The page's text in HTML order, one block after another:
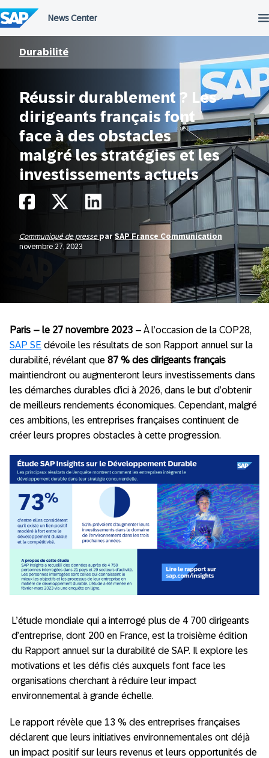
au
contenu
Durabilité
Réussir durablement ? Les
dirigeants français font
face à des obstacles
malgré les stratégies et les
investissements actuels
Communiqué de presseparSAP France Communication
novembre 27, 2023
Paris – le 27 novembre 2023 – À l’occasion de la COP28,
SAP SE dévoile les résultats de son Rapport annuel sur la
durabilité, révélant que 87 % des dirigeants français
maintiendront ou augmenteront leurs investissements dans
les démarches durables d’ici à 2026, dans le but d’obtenir
de meilleurs rendements économiques. Cependant, malgré
ces ambitions, les entreprises françaises continuent de
créer leurs propres obstacles à cette progression.
L’étude mondiale qui a interrogé plus de 4 700 dirigeants
d’entreprise, dont 200 en France, est la troisième édition
du Rapport annuel sur la durabilité de SAP. Il explore les
motivations et les défis clés auxquels font face les
organisations cherchant à réduire leur impact
environnemental à grande échelle.
Le rapport révèle que 13 % des entreprises françaises
déclarent que leurs initiatives environnementales ont déjà
un impact positif sur leurs revenus et leurs opportunités de